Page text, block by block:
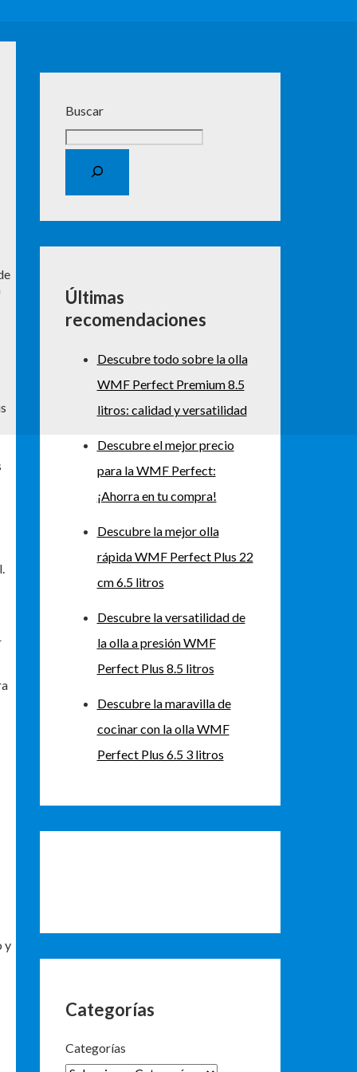
y
Buscar
Últimas
recomendaciones
Descubre todo sobre la olla
WMF Perfect Premium 8.5
litros: calidad y versatilidad
Descubre el mejor precio
para la WMF Perfect:
¡Ahorra en tu compra!
Descubre la mejor olla
rápida WMF Perfect Plus 22
cm 6.5 litros
Descubre la versatilidad de
la olla a presión WMF
Perfect Plus 8.5 litros
Descubre la maravilla de
cocinar con la olla WMF
Perfect Plus 6.5 3 litros
Categorías
Categorías